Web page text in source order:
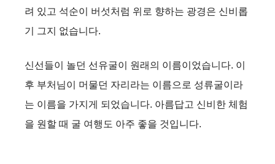
려 있고 석순이 버섯처럼 위로 향하는 광경은 신비롭
기 그지 없습니다.
신선들이 놀던 선유굴이 원래의 이름이었습니다. 이
후 부처님이 머물던 자리라는 이름으로 성류굴이라
는 이름을 가지게 되었습니다. 아름답고 신비한 체험
을 원할 때 굴 여행도 아주 좋을 것입니다.